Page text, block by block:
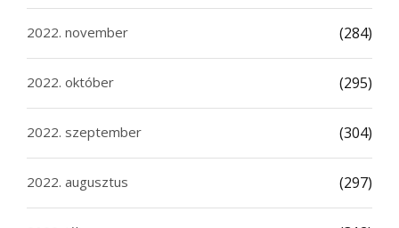
2022. november (284)
2022. október (295)
2022. szeptember (304)
2022. augusztus (297)